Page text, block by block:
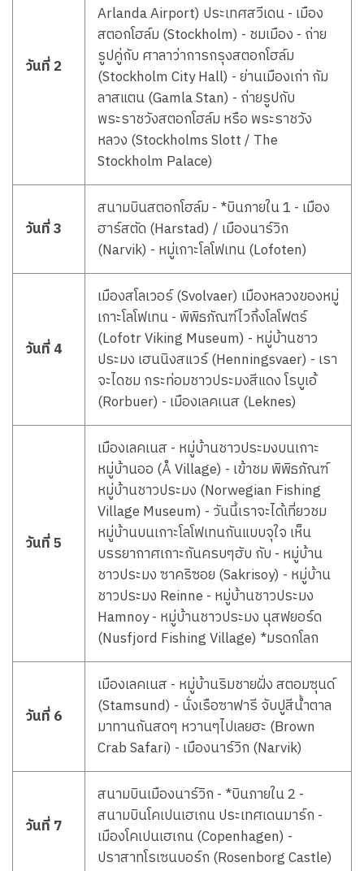
วันที่ 2
Arlanda Airport) ประเทศสวีเดน - เมือง
สตอกโฮล์ม (Stockholm) - ชมเมือง - ถ่าย
รูปคู่กับ ศาลาว่าการกรุงสตอกโฮล์ม
(Stockholm City Hall) - ย่านเมืองเก่า กัม
ลาสแตน (Gamla Stan) - ถ่ายรูปกับ
พระราชวังสตอกโฮล์ม หรือ พระราชวัง
หลวง (Stockholms Slott / The
Stockholm Palace)
วันที่ 3
สนามบินสตอกโฮล์ม - *บินภายใน 1 - เมือง
ฮาร์สตัด (Harstad) / เมืองนาร์วิก
(Narvik) - หมู่เกาะโลโฟเทน (Lofoten)
วันที่ 4
เมืองสโลเวอร์ (Svolvaer) เมืองหลวงของหมู่
เกาะโลโฟเทน - พิพิธภัณฑ์ไวกิ้งโลโฟตร์
(Lofotr Viking Museum) - หมู่บ้านชาว
ประมง เฮนนิงสแวร์ (Henningsvaer) - เรา
จะไดชม กระท่อมชาวประมงสีแดง โรบูเอ้
(Rorbuer) - เมืองเลคเนส (Leknes)
วันที่ 5
เมืองเลคเนส - หมู่บ้านชาวประมงบนเกาะ
หมู่บ้านออ (Å Village) - เข้าชม พิพิธภัณฑ์
หมู่บ้านชาวประมง (Norwegian Fishing
Village Museum) - วันนี้เราจะได้เที่ยวชม
หมู่บ้านบนเกาะโลโฟเทนกันแบบจุใจ เห็น
บรรยากาศเกาะกันครบๆฮับ กับ - หมู่บ้าน
ชาวประมง ซาคริซอย (Sakrisoy) - หมู่บ้าน
ชาวประมง Reinne - หมู่บ้านชาวประมง
Hamnoy - หมู่บ้านชาวประมง นุสฟยอร์ด
(Nusfjord Fishing Village) *มรดกโลก
วันที่ 6
เมืองเลคเนส - หมู่บ้านริมชายฝั่ง สตอมซุนด์
(Stamsund) - นั่งเรือซาฟารี จับปูสีน้ำตาล
มาทานกันสดๆ หวานๆไปเลยฮะ (Brown
Crab Safari) - เมืองนาร์วิก (Narvik)
วันที่ 7
สนามบินเมืองนาร์วิก - *บินภายใน 2 -
สนามบินโคเปนเฮเกน ประเทศเดนมาร์ก -
เมืองโคเปนเฮเกน (Copenhagen) -
ปราสาทโรเซนบอร์ก (Rosenborg Castle)